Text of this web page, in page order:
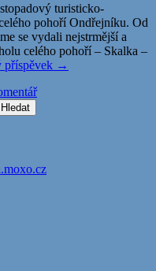
turisticko-
pohoří Ondřejníku. Od
se vydali nejstrmější a
celého pohoří – Skalka –
příspěvek →